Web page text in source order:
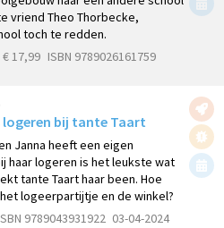
vriend Theo Thorbecke,
toch te redden.
€ 17,99 ISBN 9789026161759
logeren bij tante Taart
Janna heeft een eigen
haar logeren is het leukste wat
tante Taart haar been. Hoe
logeerpartijtje en de winkel?
9789043931922 03-04-2024